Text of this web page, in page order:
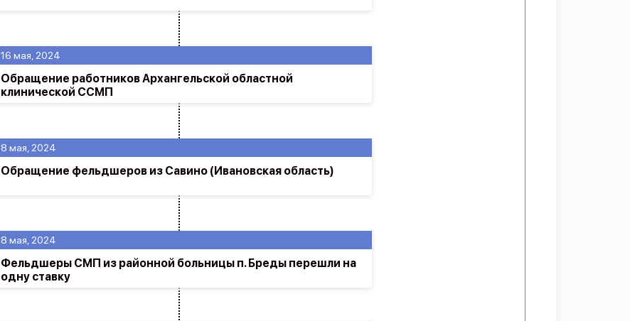
8 мая, 2024
Фельдшеры СМП из районной больницы п. Бреды перешли на
одну ставку
8 мая, 2024
Обращение фельдшеров из Савино (Ивановская область)
16 мая, 2024
Обращение работников Архангельской областной
клинической ССМП